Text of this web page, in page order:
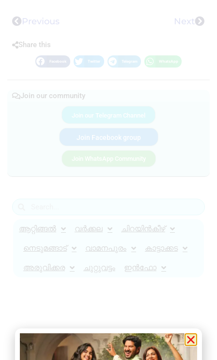
Previous Next
Share this
Facebook Twitter Telegram WhatsApp
Join our community
Join our Telegram Channel
Join Facebook group
Join WhatsApp Community
ആറ്റിങ്ങൽ വർക്കല ചിറയിൻകീഴ്
നെടുമങ്ങാട് വാമനപുരം കാട്ടാക്കട
അരുവിക്കര ചുറ്റുവട്ടം ഇൻഫോ